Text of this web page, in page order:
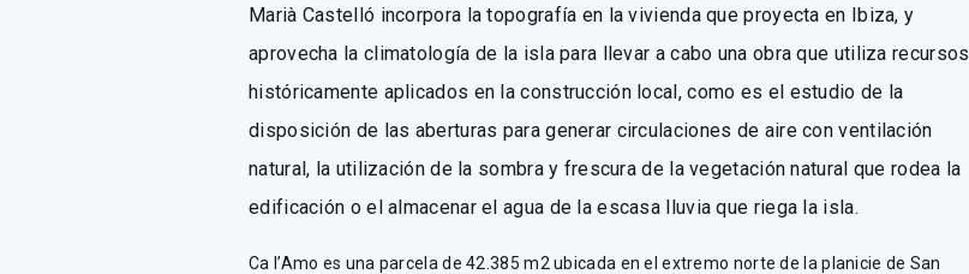
Marià Castelló incorpora la topografía en la vivienda que proyecta en Ibiza, y
aprovecha la climatología de la isla para llevar a cabo una obra que utiliza recursos
históricamente aplicados en la construcción local, como es el estudio de la
disposición de las aberturas para generar circulaciones de aire con ventilación
natural, la utilización de la sombra y frescura de la vegetación natural que rodea la
edificación o el almacenar el agua de la escasa lluvia que riega la isla.
Ca l’Amo es una parcela de 42.385 m2 ubicada en el extremo norte de la planicie de San